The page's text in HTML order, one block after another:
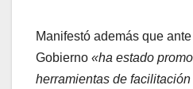
Manifestó además que
Gobierno «ha estado
herramientas de